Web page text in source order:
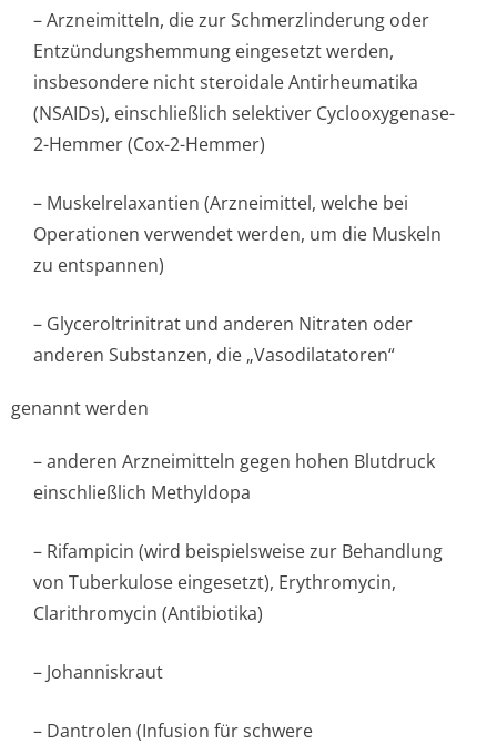
– Arzneimitteln, die zur Schmerzlinderung oder
Entzündungshemmung eingesetzt werden,
insbesondere nicht steroidale Antirheumatika
(NSAIDs), einschließlich selektiver Cyclooxygenase-
2-Hemmer (Cox-2-Hemmer)
– Muskelrelaxantien (Arzneimittel, welche bei
Operationen verwendet werden, um die Muskeln
zu entspannen)
– Glyceroltrinitrat und anderen Nitraten oder
anderen Substanzen, die „Vasodilatatoren“
genannt werden
– anderen Arzneimitteln gegen hohen Blutdruck
einschließlich Methyldopa
– Rifampicin (wird beispielsweise zur Behandlung
von Tuberkulose eingesetzt), Erythromycin,
Clarithromycin (Antibiotika)
– Johanniskraut
– Dantrolen (Infusion für schwere